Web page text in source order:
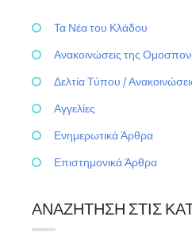
Τα Νέα του Κλάδου
Ανακοινώσεις της
Δελτία Τύπου /
Αγγελίες
Ενημερωτικά Άρθρα
Επιστημονικά Άρθρα
ΑΝΑΖΉΤΗΣΗ ΣΤΙΣ